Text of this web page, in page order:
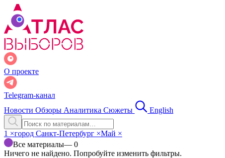
О проекте
Telegram-канал
Новости Обзоры Аналитика Сюжеты English
1 ×город Санкт-Петербург ×Май ×
Все материалы— 0
Ничего не найдено. Попробуйте изменить фильтры.